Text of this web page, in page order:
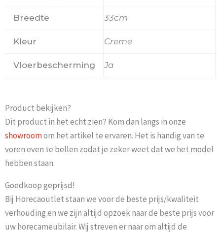
Breedte 33cm
Kleur Creme
Vloerbescherming Ja
Product bekijken?
Dit product in het echt zien? Kom dan langs in onze
showroomom het artikel te ervaren. Het is handig van te
voren even te bellen zodat je zeker weet dat we het model
hebben staan.
Goedkoop geprijsd!
Bij Horecaoutlet staan we voor de beste prijs/kwaliteit
verhouding en we zijn altijd opzoek naar de beste prijs voor
uw horecameubilair. Wij streven er naar om altijd de